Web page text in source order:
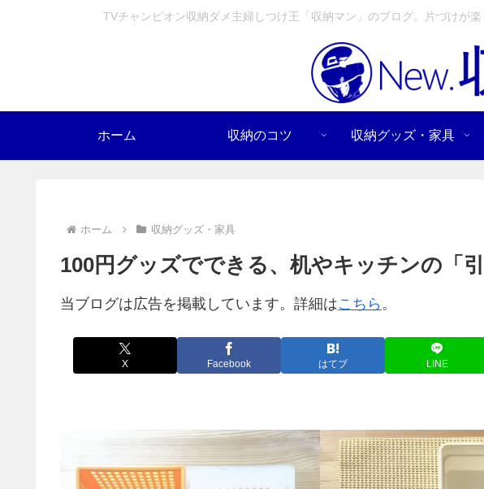
TVチャンピオン収納ダメ主婦しつけ王「収納マン」のブログ。片づけが
ホーム 収納のコツ 収納グッズ・家具
ホーム 収納グッズ・家具
100円グッズでできる、机やキッチンの「
当ブログは広告を掲載しています。詳細はこちら 。
X Facebook はてブ LINE